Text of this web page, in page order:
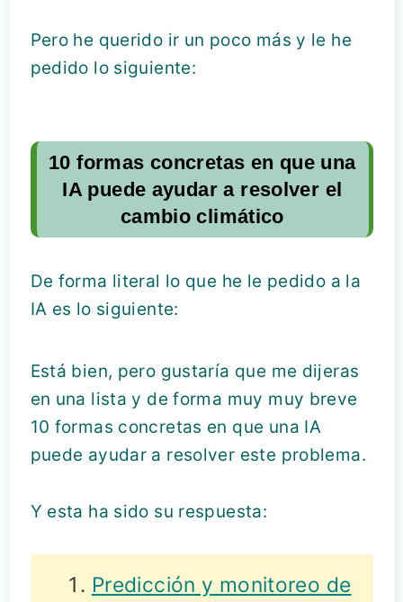
Pero he querido ir un poco más y le he
pedido lo siguiente:
10 formas concretas en que una
IA puede ayudar a resolver el
cambio climático
De forma literal lo que he le pedido a la
IA es lo siguiente:
Está bien, pero gustaría que me dijeras
en una lista y de forma muy muy breve
10 formas concretas en que una IA
puede ayudar a resolver este problema.
Y esta ha sido su respuesta:
Predicción y monitoreo de